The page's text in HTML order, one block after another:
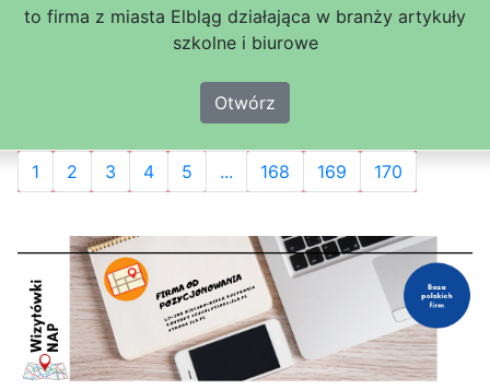
to firma z miasta Elbląg działająca w branży artykuły
szkolne i biurowe
Otwórz
1 2 3 4 5 ... 168 169 170